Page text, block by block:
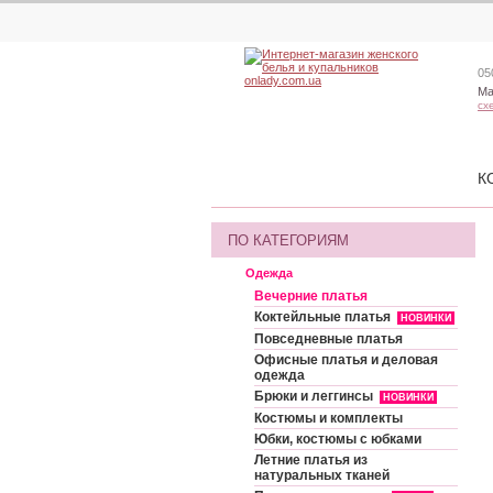
ПО КАТЕГОРИЯМ
Одежда
Вечерние платья
Коктейльные платья
НОВИНКИ
Повседневные платья
Офисные платья и деловая
одежда
Брюки и леггинсы
НОВИНКИ
Костюмы и комплекты
Юбки, костюмы с юбками
Летние платья из
натуральных тканей